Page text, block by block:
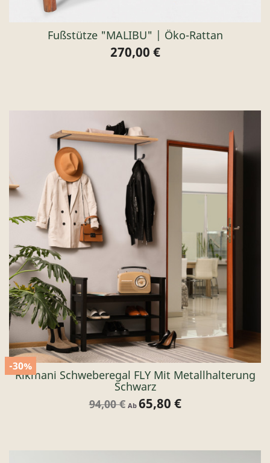
Fußstütze "MALIBU" | Öko-Rattan
Preis
270,00 €
Rikmani Schweberegal FLY Mit Metallhalterung
Schwarz
Verkaufspreis
94,00 €
-30%
Ab Preis
65,80 €